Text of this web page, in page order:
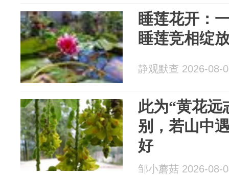
睡莲花开：
睡莲竞相绽
静观默查 2026-08-
此为“黄花远
别，若山中
好
邹小蘑菇 2026-08-